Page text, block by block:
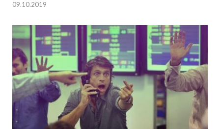
09.10.2019